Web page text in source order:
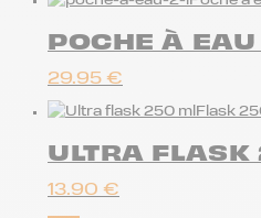
POCHE À
29.95 €
Flask
ULTRA
13.90 €